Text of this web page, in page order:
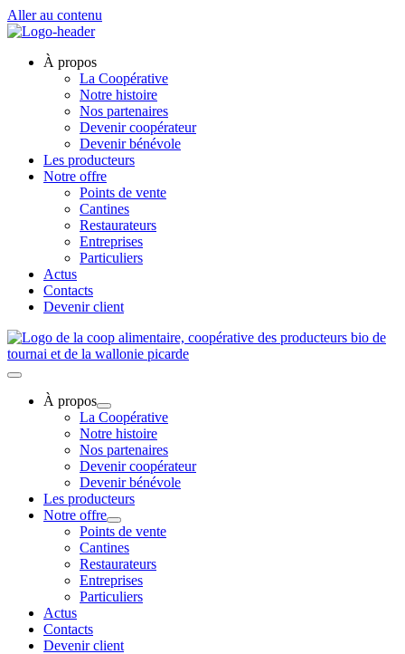
Aller au contenu
À propos
La Coopérative
Notre histoire
Nos partenaires
Devenir coopérateur
Devenir bénévole
Les producteurs
Notre offre
Points de vente
Cantines
Restaurateurs
Entreprises
Particuliers
Actus
Contacts
Devenir client
À propos
La Coopérative
Notre histoire
Nos partenaires
Devenir coopérateur
Devenir bénévole
Les producteurs
Notre offre
Points de vente
Cantines
Restaurateurs
Entreprises
Particuliers
Actus
Contacts
Devenir client